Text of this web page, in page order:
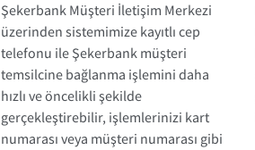
Şekerbank Müşteri İletişim Merkezi
üzerinden sistemimize kayıtlı cep
telefonu ile Şekerbank müşteri
temsilcine bağlanma işlemini daha
hızlı ve öncelikli şekilde
gerçekleştirebilir, işlemlerinizi kart
numarası veya müşteri numarası gibi